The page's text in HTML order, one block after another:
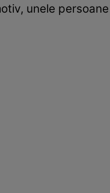
unele